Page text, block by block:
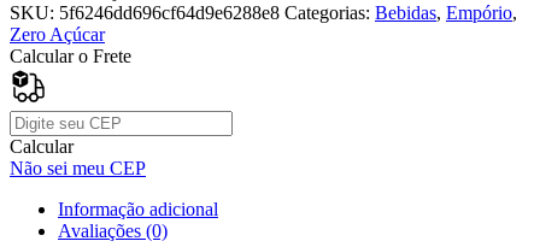
SKU: 5f6246dd696cf64d9e6288e8 Categorias: Bebidas, Empório,
Zero Açúcar
Calcular o Frete
Calcular
Não sei meu CEP
Informação adicional
Avaliações (0)